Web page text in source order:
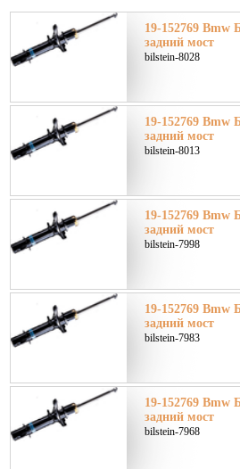
19-152769 Bmw
задний мост
bilstein-8028
19-152769 Bmw
задний мост
bilstein-8013
19-152769 Bmw
задний мост
bilstein-7998
19-152769 Bmw
задний мост
bilstein-7983
19-152769 Bmw
задний мост
bilstein-7968